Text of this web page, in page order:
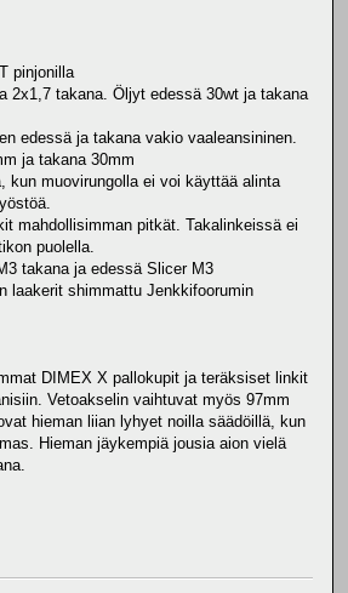
pinjonilla
2x1,7 takana. Öljyt edessä 30wt ja takana
edessä ja takana vakio vaaleansininen.
ja takana 30mm
kun muovirungolla ei voi käyttää alinta
mahdollisimman pitkät. Takalinkeissä ei
puolella.
takana ja edessä Slicer M3
laakerit shimmattu Jenkkifoorumin
DIMEX X pallokupit ja teräksiset linkit
Vetoakselin vaihtuvat myös 97mm
hieman liian lyhyet noilla säädöillä, kun
Hieman jäykempiä jousia aion vielä